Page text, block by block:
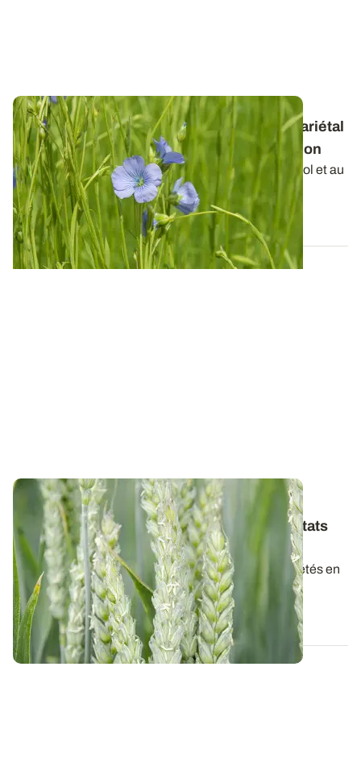
Lin fibre de printemps - Adapter le choix variétal
au contexte de la parcelle et de l'exploitation
La variété de lin, par sa réponse aux conditions de sol et au
climat, par sa résistance...
03 JANV. 2022
BRETAGNE
Variétés de blé tendre : les premiers résultats
2026
Retrouvez la synthèse provisoire des résultats variétés en
blé tendre pour la récolte 2026...
07 AOÛT 2026